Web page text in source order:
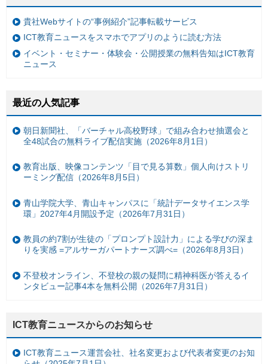
貴社Webサイトの“事例紹介”記事転載サービス
ICT教育ニュースをスマホでアプリのように読む方法
イベント・セミナー・体験会・公開授業の無料告知はICT教育
ニュース
最近の人気記事
朝日新聞社、「バーチャル高校野球」で組み合わせ抽選会と
全48試合の無料ライブ配信実施（2026年8月1日）
教育出版、映像コンテンツ「目で見る算数」個人向けストリ
ーミング配信（2026年8月5日）
青山学院大学、青山キャンパスに「統計データサイエンス学
環」2027年4月開設予定（2026年7月31日）
教員の約7割が生徒の「プロンプト設計力」による学びの深ま
りを実感 =アルサーガパートナーズ調べ=（2026年8月3日）
不登校オンライン、不登校の親の疑問に精神科医が答えるイ
ンタビュー記事4本を無料公開（2026年7月31日）
ICT教育ニュースからのお知らせ
ICT教育ニュース運営会社、社名変更および代表者変更のお知